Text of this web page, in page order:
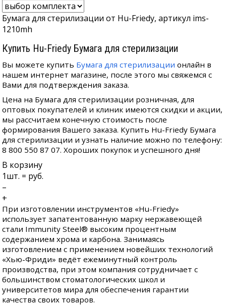
Бумага для стерилизации от Hu-Friedy, артикул ims-
1210mh
Купить Hu-Friedy Бумага для стерилизации
Вы можете купить Бумага для стерилизации онлайн в
нашем интернет магазине, после этого мы свяжемся с
Вами для подтверждения заказа.
Цена на Бумага для стерилизации розничная, для
оптовых покупателей и клиник имеются скидки и акции,
мы рассчитаем конечную стоимость после
формирования Вашего заказа. Купить Hu-Friedy Бумага
для стерилизации и узнать наличие можно по телефону:
8 800 550 87 07. Хороших покупок и успешного дня!
В корзину
1шт. = руб.
–
+
При изготовлении инструментов «Hu-Friedy»
использует запатентованную марку нержавеющей
стали Immunity Steel® высоким процентным
содержанием хрома и карбона. Занимаясь
изготовлением с применением новейших технологий
«Хью-Фриди» ведёт ежеминутный контроль
производства, при этом компания сотрудничает с
большинством стоматологических школ и
университетов мира для обеспечения гарантии
качества своих товаров.